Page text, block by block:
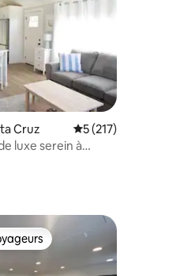
138 commentaires : 5 sur 5
Cruz Évaluation
5 (217)
luxe serein à
les plus appréciés